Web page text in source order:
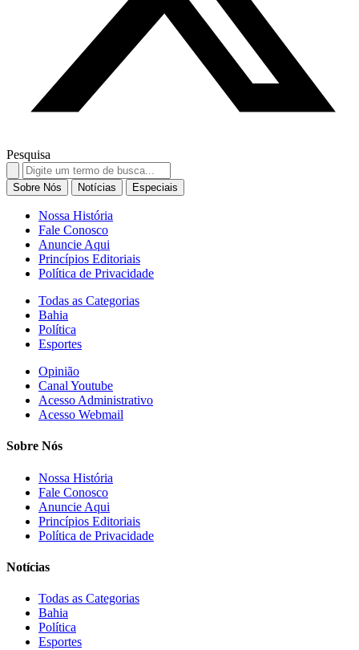
Pesquisa
Search
for:
Sobre Nós Notícias Especiais
Nossa História
Fale Conosco
Anuncie Aqui
Princípios Editoriais
Política de Privacidade
Todas as Categorias
Bahia
Política
Esportes
Opinião
Canal Youtube
Acesso Administrativo
Acesso Webmail
Sobre Nós
Nossa História
Fale Conosco
Anuncie Aqui
Princípios Editoriais
Política de Privacidade
Notícias
Todas as Categorias
Bahia
Política
Esportes